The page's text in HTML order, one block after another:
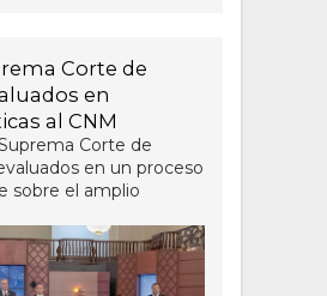
Corte de
en
al CNM
Corte de
en un proceso
sobre el amplio